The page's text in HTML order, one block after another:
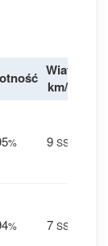
Wiatr
km/h
% 9 SSE
% 7 SSE